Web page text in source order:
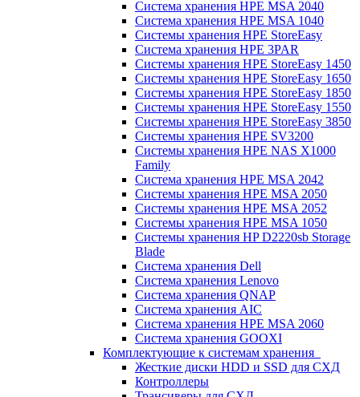
Система хранения HPE MSA 2040
Система хранения HPE MSA 1040
Системы хранения HPE StoreEasy
Система хранения HPE 3PAR
Системы хранения HPE StoreEasy 1450
Системы хранения HPE StoreEasy 1650
Системы хранения HPE StoreEasy 1850
Системы хранения HPE StoreEasy 1550
Системы хранения HPE StoreEasy 3850
Системы хранения HPE SV3200
Системы хранения HPE NAS X1000
Family
Система хранения HPE MSA 2042
Системы хранения HPE MSA 2050
Системы хранения HPE MSA 2052
Системы хранения HPE MSA 1050
Системы хранения HP D2220sb Storage
Blade
Система хранения Dell
Система хранения Lenovo
Система хранения QNAP
Система хранения AIC
Система хранения HPE MSA 2060
Система хранения GOOXI
Комплектующие к системам хранения
Жесткие диски HDD и SSD для СХД
Контроллеры